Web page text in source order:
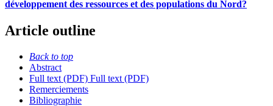
développement des ressources et des populations du Nord?
Article outline
Back to top
Abstract
Full text (PDF) Full text (PDF)
Remerciements
Bibliographie